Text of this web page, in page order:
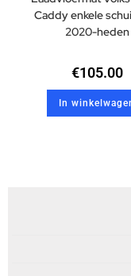
Caddy enkele
2020-heden
€105.00
In